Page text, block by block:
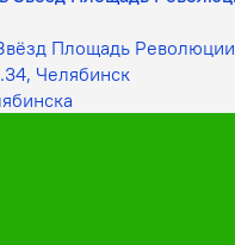
Площадь Революции
Челябинск